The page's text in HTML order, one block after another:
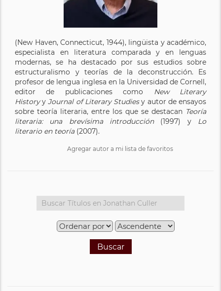
(New Haven, Connecticut, 1944), lingüista y académico,
especialista en literatura comparada y en lenguas
modernas, se ha destacado por sus estudios sobre
estructuralismo y teorías de la deconstrucción. Es
profesor de lengua inglesa en la Universidad de Cornell,
editor de publicaciones como New Literary
HistoryyJournal of Literary Studiesy autor de ensayos
sobre teoría literaria, entre los que se destacan Teoría
literaria: una brevísima introducción(1997) y Lo
literario en teoría(2007).
Agregar autor a mi lista de favoritos
Buscar